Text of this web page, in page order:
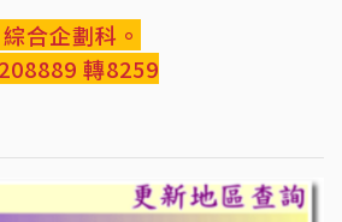
合企劃科。
轉8259